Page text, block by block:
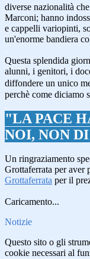
diverse nazionalità
Marconi; hanno
e cappelli variopinti,
un'enorme bandiera
Questa splendida
alunni, i genitori, i
diffondere un unico
perchè come diciamo
"LA PACE
NOI, NON
Un ringraziamento
Grottaferrata per aver
Grottaferrata per il
Caricamento...
Notizie
Questo sito o gli
cookie necessari al